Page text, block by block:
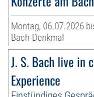
Montag, 06.07.2026
Bach-Denkmal
J. S. Bach live in
Experience